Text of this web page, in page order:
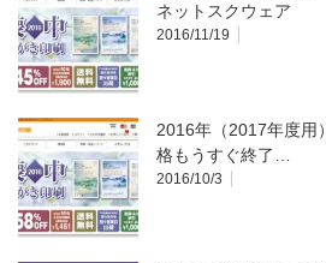
ネットスクウェア
2016/11/19
2016年（2017年度用
格もうすぐ終了…
2016/10/3